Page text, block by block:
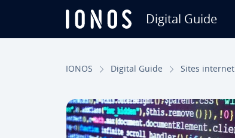
Digital Guide
IONOS Digital Guide Sites internet